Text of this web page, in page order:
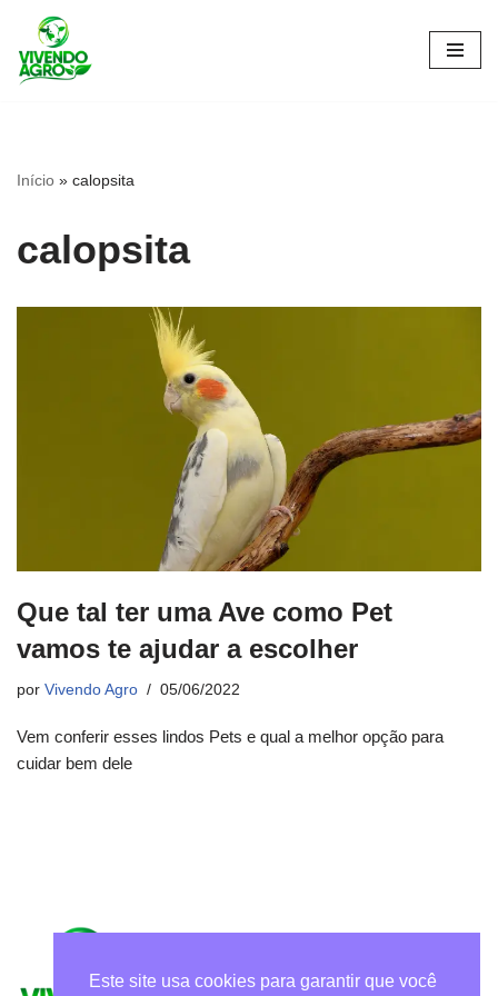
Pular
para
Início » calopsita
calopsita
Que tal ter uma Ave como Pet
vamos te ajudar a escolher
por Vivendo Agro 05/06/2022
Vem conferir esses lindos Pets e qual a melhor opção para
cuidar bem dele
Este site usa cookies para garantir que você